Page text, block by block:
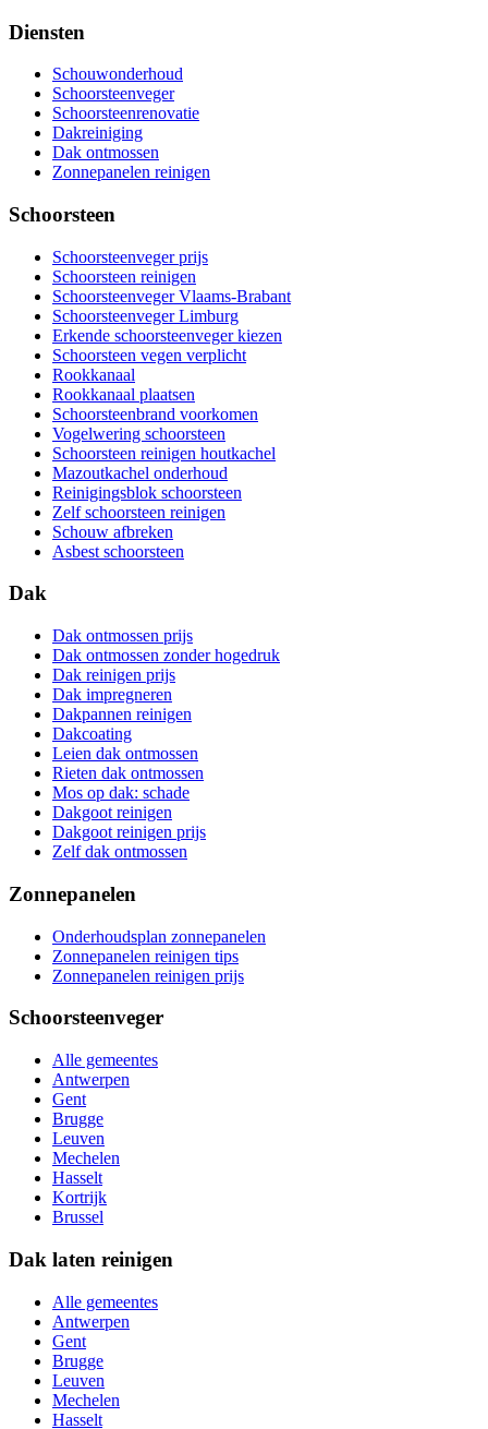
Diensten
Schouwonderhoud
Schoorsteenveger
Schoorsteenrenovatie
Dakreiniging
Dak ontmossen
Zonnepanelen reinigen
Schoorsteen
Schoorsteenveger prijs
Schoorsteen reinigen
Schoorsteenveger Vlaams-Brabant
Schoorsteenveger Limburg
Erkende schoorsteenveger kiezen
Schoorsteen vegen verplicht
Rookkanaal
Rookkanaal plaatsen
Schoorsteenbrand voorkomen
Vogelwering schoorsteen
Schoorsteen reinigen houtkachel
Mazoutkachel onderhoud
Reinigingsblok schoorsteen
Zelf schoorsteen reinigen
Schouw afbreken
Asbest schoorsteen
Dak
Dak ontmossen prijs
Dak ontmossen zonder hogedruk
Dak reinigen prijs
Dak impregneren
Dakpannen reinigen
Dakcoating
Leien dak ontmossen
Rieten dak ontmossen
Mos op dak: schade
Dakgoot reinigen
Dakgoot reinigen prijs
Zelf dak ontmossen
Zonnepanelen
Onderhoudsplan zonnepanelen
Zonnepanelen reinigen tips
Zonnepanelen reinigen prijs
Schoorsteenveger
Alle gemeentes
Antwerpen
Gent
Brugge
Leuven
Mechelen
Hasselt
Kortrijk
Brussel
Dak laten reinigen
Alle gemeentes
Antwerpen
Gent
Brugge
Leuven
Mechelen
Hasselt